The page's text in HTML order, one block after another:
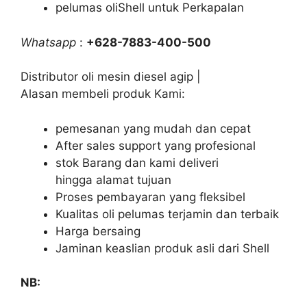
pelumas oliShell untuk Perkapalan
Whatsapp : +628-7883-400-500
Distributor oli mesin diesel agip |
Alasan membeli produk Kami:
pemesanan yang mudah dan cepat
After sales support yang profesional
stok Barang dan kami deliveri
hingga alamat tujuan
Proses pembayaran yang fleksibel
Kualitas oli pelumas terjamin dan terbaik
Harga bersaing
Jaminan keaslian produk asli dari Shell
NB: